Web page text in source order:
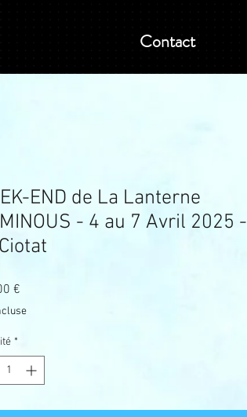
Contact
END de La Lanterne
- 4 au 7 Avril 2025 -
€
*